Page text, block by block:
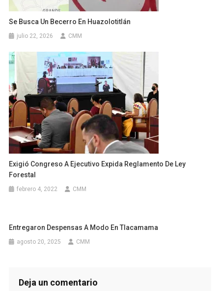
Se Busca Un Becerro En Huazolotitlán
julio 22, 2026 CMM
Exigió Congreso A Ejecutivo Expida Reglamento De Ley
Forestal
febrero 4, 2022 CMM
Entregaron Despensas A Modo En Tlacamama
agosto 20, 2025 CMM
Deja un comentario